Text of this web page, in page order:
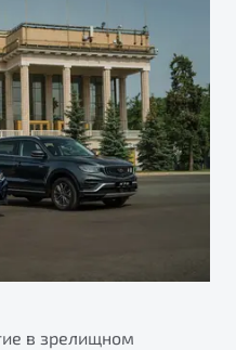
в зрелищном